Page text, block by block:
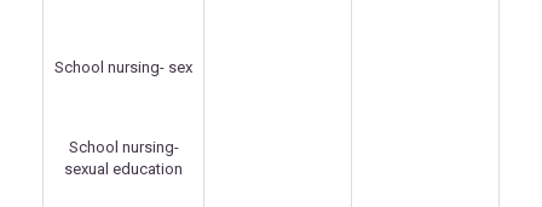
School nursing- sex
School nursing-
sexual education